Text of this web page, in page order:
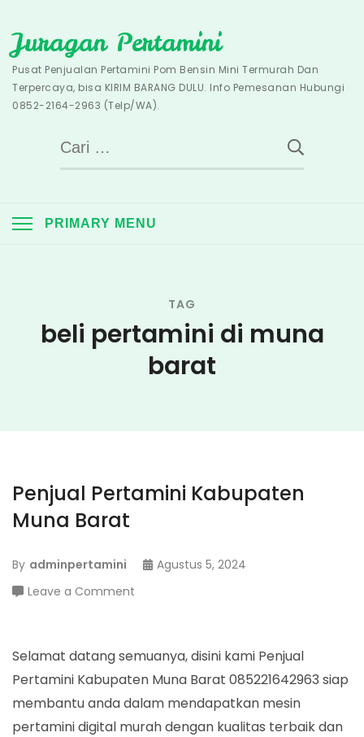
to
content
Juragan Pertamini
Pusat Penjualan Pertamini Pom Bensin Mini Termurah Dan
Terpercaya, bisa KIRIM BARANG DULU. Info Pemesanan Hubungi
0852-2164-2963 (Telp/WA).
Cari
untuk:
PRIMARY MENU
TAG
beli pertamini di muna
barat
Penjual Pertamini Kabupaten
Muna Barat
By adminpertamini
Agustus 5, 2024
Leave a Comment
Kabupaten
Muna
Barat
Selamat datang semuanya, disini kami Penjual
Pertamini Kabupaten Muna Barat 085221642963 siap
membantu anda dalam mendapatkan mesin
pertamini digital murah dengan kualitas terbaik dan